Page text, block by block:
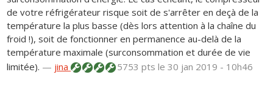
de votre réfrigérateur risque soit de s'arrêter en deçà de la
température la plus basse (dès lors attention à la chaîne du
froid !), soit de fonctionner en permanence au-delà de la
température maximale (surconsommation et durée de vie
limitée). — jina 5753 ptsle 30 jan 2019 - 10h46